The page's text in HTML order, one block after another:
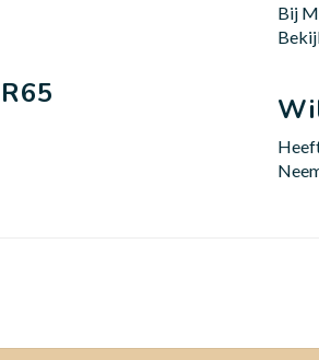
Bij